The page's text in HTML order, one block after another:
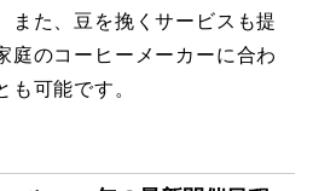
また、豆を挽くサービスも提
庭のコーヒーメーカーに合わ
も可能です。